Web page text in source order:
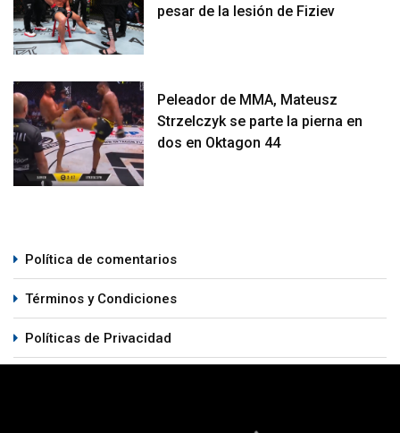
pesar de la lesión de Fiziev
Peleador de MMA, Mateusz
Strzelczyk se parte la pierna en
dos en Oktagon 44
Política de comentarios
Términos y Condiciones
Políticas de Privacidad